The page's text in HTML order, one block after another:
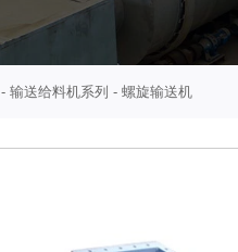
-输送给料机系列 -螺旋输送机